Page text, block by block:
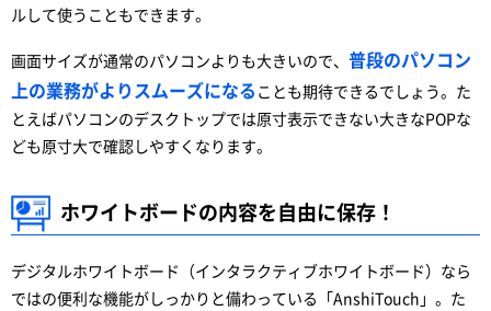
ルして使うこともできます。
画面サイズが通常のパソコンよりも大きいので、 普段のパソコン
上の業務がよりスムーズになる ことも期待できるでしょう。た
とえばパソコンのデスクトップでは原寸表示できない大きなPOPな
ども原寸大で確認しやすくなります。
ホワイトボードの内容を自由に保存！
デジタルホワイトボード（インタラクティブホワイトボード）なら
ではの便利な機能がしっかりと備わっている「AnshiTouch」。た